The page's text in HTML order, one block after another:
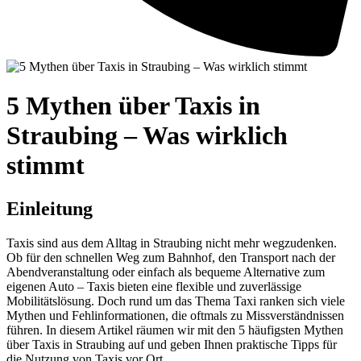
5 Mythen über Taxis in
Straubing – Was wirklich
stimmt
Einleitung
Taxis sind aus dem Alltag in Straubing nicht mehr wegzudenken.
Ob für den schnellen Weg zum Bahnhof, den Transport nach der
Abendveranstaltung oder einfach als bequeme Alternative zum
eigenen Auto – Taxis bieten eine flexible und zuverlässige
Mobilitätslösung. Doch rund um das Thema Taxi ranken sich viele
Mythen und Fehlinformationen, die oftmals zu Missverständnissen
führen. In diesem Artikel räumen wir mit den 5 häufigsten Mythen
über Taxis in Straubing auf und geben Ihnen praktische Tipps für